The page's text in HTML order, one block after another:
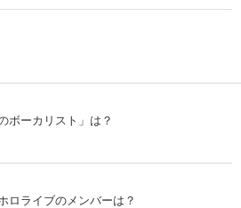
ボーカリスト」は？
ロライブのメンバーは？